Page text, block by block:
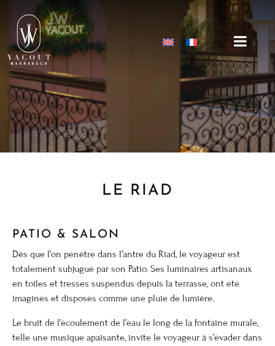
LE RIAD
PATIO & SALON
Dès que l’on pénètre dans l’antre du Riad, le voyageur est
totalement subjugué par son Patio. Ses luminaires artisanaux
en toiles et tresses suspendus depuis la terrasse, ont été
imaginés et disposés comme une pluie de lumière.
Le bruit de l’écoulement de l’eau le long de la fontaine murale,
telle une musique apaisante, invite le voyageur à s’évader dans